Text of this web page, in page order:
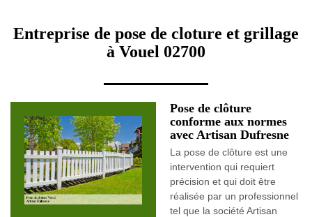
Entreprise de pose de cloture et grillage
à Vouel 02700
Pose de clôture
conforme aux normes
avec Artisan Dufresne
La pose de clôture est une
intervention qui requiert
précision et qui doit être
réalisée par un professionnel
tel que la société Artisan